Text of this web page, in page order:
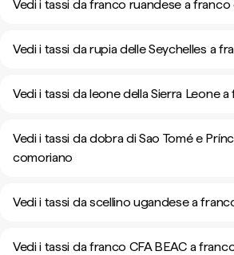
Vedi i tassi da franco ruandese a
Vedi i tassi da rupia delle Seychelles a
Vedi i tassi da leone della Sierra Leone
Vedi i tassi da dobra di Sao Tomé e
comoriano
Vedi i tassi da scellino ugandese a
Vedi i tassi da franco CFA BEAC a